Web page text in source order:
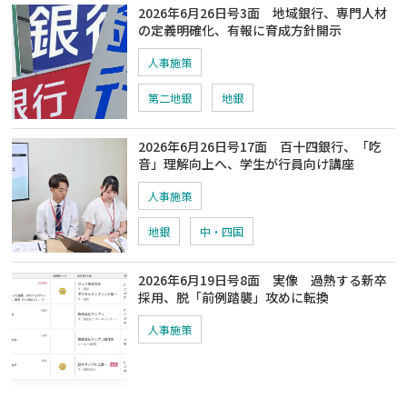
2026年6月26日号3面 地域銀行、専門人材
の定義明確化、有報に育成方針開示
人事施策
第二地銀 地銀
2026年6月26日号17面 百十四銀行、「吃
音」理解向上へ、学生が行員向け講座
人事施策
地銀 中・四国
2026年6月19日号8面 実像 過熱する新卒
採用、脱「前例踏襲」攻めに転換
人事施策